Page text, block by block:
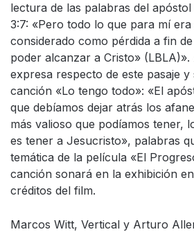
lectura de las palabras del
3:7: «Pero todo lo que para mí
considerado como pérdida a fin
poder alcanzar a Cristo»
expresa respecto de este pasaje
canción «Lo tengo todo»: «El
que debíamos dejar atrás los
más valioso que podíamos tener,
es tener a Jesucristo», palabras
temática de la película «El
canción sonará en la exhibición
créditos del film.
Marcos Witt, Vertical y Arturo